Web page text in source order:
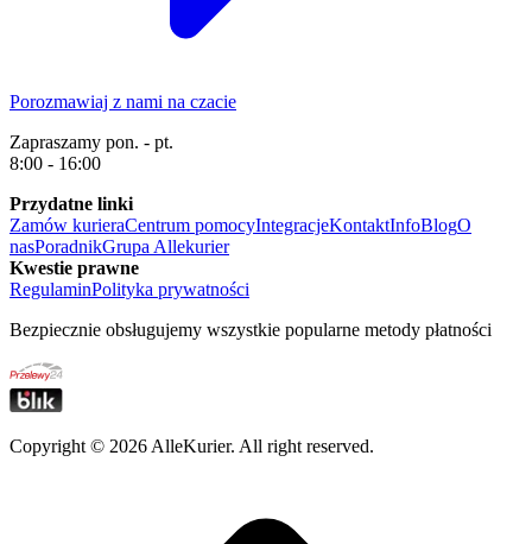
Porozmawiaj z nami na czacie
Zapraszamy pon. - pt.
8:00 - 16:00
Przydatne linki
Zamów kurieraCentrum pomocyIntegracjeKontaktInfoBlogO
nasPoradnikGrupa Allekurier
Kwestie prawne
RegulaminPolityka prywatności
Bezpiecznie obsługujemy wszystkie popularne metody płatności
Copyright © 2026 AlleKurier. All right reserved.